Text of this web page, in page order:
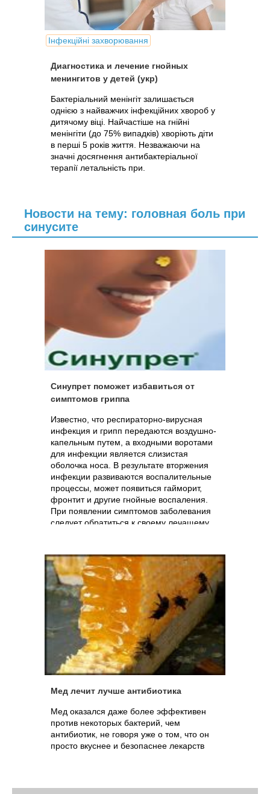
Інфекційні захворювання
Диагностика и лечение гнойных
менингитов у детей (укр)
Бактеріальний менінгіт залишається
однією з найважчих інфекційних хвороб у
дитячому віці. Найчастіше на гнійні
менінгіти (до 75% випадків) хворіють діти
в перші 5 років життя. Незважаючи на
значні досягнення антибактеріальної
терапії летальність при.
Новости на тему: головная боль при
синусите
Синупрет поможет избавиться от
симптомов гриппа
Известно, что респираторно-вирусная
инфекция и грипп передаются воздушно-
капельным путем, а входными воротами
для инфекции является слизистая
оболочка носа. В результате вторжения
инфекции развиваются воспалительные
процессы, может появиться гайморит,
фронтит и другие гнойные воспаления.
При появлении симптомов заболевания
следует обратиться к своему лечащему
препараты.
Мед лечит лучше антибиотика
Мед оказался даже более эффективен
против некоторых бактерий, чем
антибиотик, не говоря уже о том, что он
просто вкуснее и безопаснее лекарств